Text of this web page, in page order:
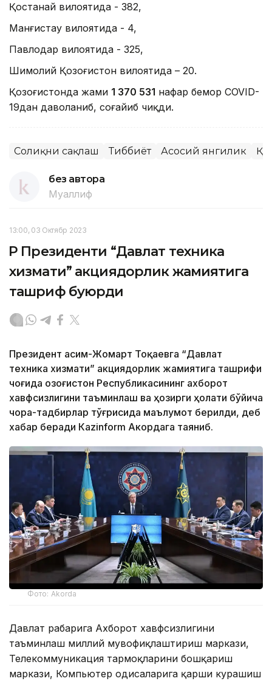
Қостанай вилоятида - 382,
Манғистау вилоятида - 4,
Павлодар вилоятида - 325,
Шимолий Қозоғистон вилоятида – 20.
Қозоғистонда жами 1 370 531 нафар бемор COVID-
19дан даволаниб, соғайиб чиқди.
Соғлиқни сақлаш Тиббиёт Асосий янгилик ҚР
без автора
Муаллиф
13:00, 03 Октябр 2023
ҚР Президенти “Давлат техника
хизмати” акциядорлик жамиятига
ташриф буюрди
Президент Қасим-Жомарт Тоқаевга “Давлат
техника хизмати” акциядорлик жамиятига ташрифи
чоғида Қозоғистон Республикасининг ахборот
хавфсизлигини таъминлаш ва ҳозирги ҳолати бўйича
чора-тадбирлар тўғрисида маълумот берилди, деб
хабар беради Каzinform Акордага таяниб.
Фото: Akorda
Давлат раҳбарига Ахборот хавфсизлигини
таъминлаш миллий мувофиқлаштириш маркази,
Телекоммуникация тармоқларини бошқариш
маркази, Компьютер ҳодисаларига қарши курашиш